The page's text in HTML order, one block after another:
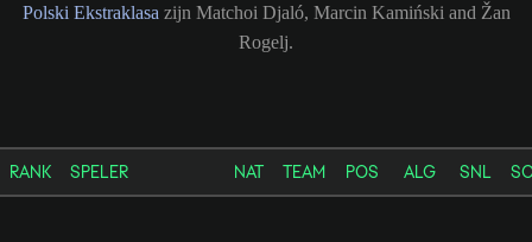
Polski Ekstraklasa zijn Matchoi Djaló, Marcin Kamiński and Žan
Rogelj.
RANK SPELER NAT TEAM POS ALG SNL